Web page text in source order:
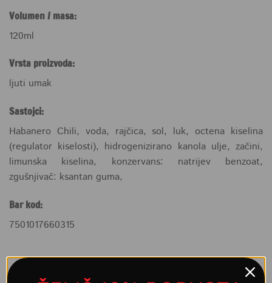
Volumen / masa:
120ml
Vrsta proizvoda:
ljuti umak
Sastojci:
Habanero Chili, voda, rajčica, sol, luk, octena kiselina
(regulator kiselosti), hidrogenizirano kanola ulje, začini,
limunska kiselina, konzervans: natrijev benzoat,
zgušnjivač: ksantan guma,
Bar kod:
7501017660315
POVEZANI PROIZVODI